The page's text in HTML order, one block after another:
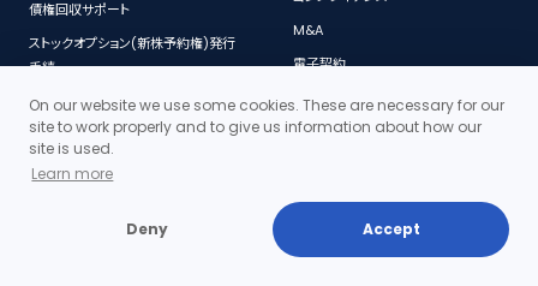
債権回収サポート
ストックオプション(新株予約権)発行
手続
ベンチャー企業向け顧問弁護士サー
ビス
社債発行手続
人事労務に関する法律相談
M&A
電子契約
個人情報保護
契約
会社法
On our website we use some cookies. These are necessary for our
site to work properly and to give us information about how our
site is used.
Learn more
Deny Accept